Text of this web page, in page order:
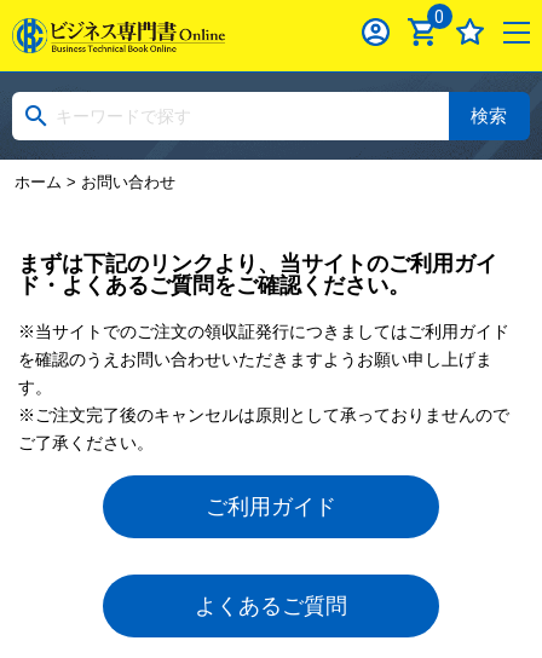
0
検索
ホーム > お問い合わせ
まずは下記のリンクより、当サイトのご利用ガイ
ド・よくあるご質問をご確認ください。
※当サイトでのご注文の領収証発行につきましてはご利用ガイド
を確認のうえお問い合わせいただきますようお願い申し上げま
す。
※ご注文完了後のキャンセルは原則として承っておりませんので
ご了承ください。
ご利用ガイド
よくあるご質問